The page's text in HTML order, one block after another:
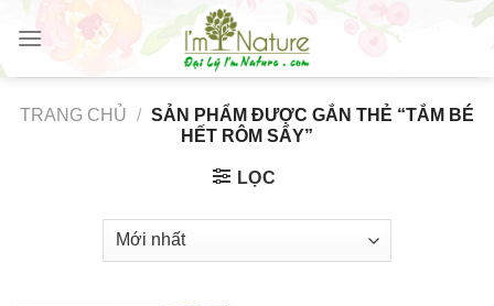
Skip
content
TRANG CHỦ / SẢN PHẨM ĐƯỢC GẮN THẺ “TẮM BÉ
HẾT RÔM SẨY”
LỌC